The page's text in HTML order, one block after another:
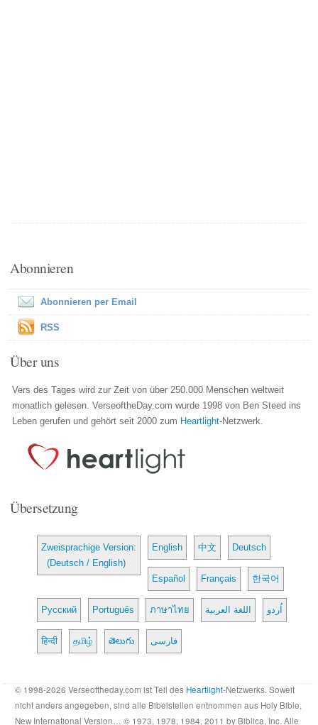
Abonnieren
Abonnieren per Email
RSS
Über uns
Vers des Tages wird zur Zeit von über 250.000 Menschen weltweit
monatlich gelesen. VerseoftheDay.com wurde 1998 von Ben Steed ins
Leben gerufen und gehört seit 2000 zum Heartlight-Netzwerk.
Übersetzung
Zweisprachige Version:
(Deutsch / English)
English 中文 Deutsch
Español Français 한국어
Русский Português ภาษาไทย اللغة العربية اُردو
हिन्दी தமிழ் తెలుగు فارسی
© 1998-2026 Verseoftheday.com ist Teil des Heartlight-Netzwerks. Soweit
nicht anders angegeben, sind alle Bibelstellen entnommen aus Holy Bible,
New International Version… © 1973, 1978, 1984, 2011 by Biblica, Inc. Alle